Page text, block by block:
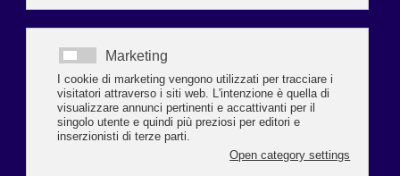
(L.R. n.14 del 26/7/2003-Dlgs.59/2010).
Il corso, organizzato da Iscom E.R. Ravenna e da Confcommercio Ravenna,
ha una durata di 100 ore e si svolgerà il martedì sera dalle ore 18.00 alle ore
22.00 e il mercoledì dalle 15.00 alle 19.00. Il corso sarà svolto per 20 ore
online e 80 ore in aula.
La quota di partecipazione è di € 602,00 esente IVA.